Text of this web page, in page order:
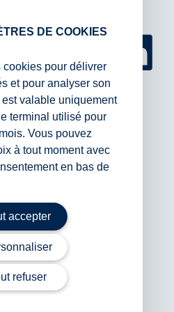
?
DE COOKIES
cookies pour délivrer
et pour analyser son
valable uniquement
terminal utilisé pour
Vous pouvez
à tout moment avec
en bas de
accepter
refuser